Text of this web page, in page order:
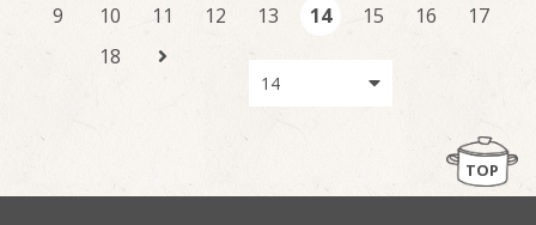
9
10 11 12 13 14 15 16
17
18
TOP